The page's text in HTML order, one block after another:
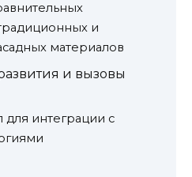
и
материалов
и вызовы
для интеграции с